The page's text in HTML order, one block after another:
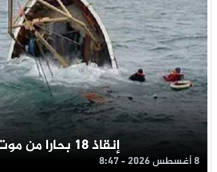
إنقاذ 18 بحارا من موت محقق
8 أغسطس 2026 - 8:47